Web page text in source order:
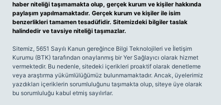
haber niteliği taşımamakta olup, gerçek kurum ve kişiler hakkında
paylaşım yapılmamaktadır. Gerçek kurum ve kişiler ile isim
benzerlikleri tamamen tesadüfidir. Sitemizdeki bilgiler taslak
halindedir ve tavsiye niteliği taşımazlar.
Sitemiz, 5651 Sayılı Kanun gereğince Bilgi Teknolojileri ve İletişim
Kurumu (BTK) tarafından onaylanmış bir Yer Sağlayıcı olarak hizmet
vermektedir. Bu nedenle, sitedeki içerikleri proaktif olarak denetleme
veya araştırma yükümlülüğümüz bulunmamaktadır. Ancak, üyelerimiz
yazdıkları içeriklerin sorumluluğunu taşımakta olup, siteye üye olarak
bu sorumluluğu kabul etmiş sayılırlar.